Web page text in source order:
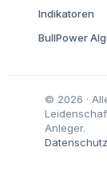
Indikatoren
BullPower
© 2026 ·
Anleger.
Datenschutz